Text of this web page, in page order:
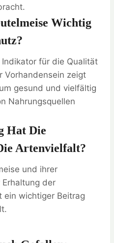
Wichtig
für die Qualität
Vorhandensein zeigt
gesund und vielfältig
Nahrungsquellen
Hat Die
Artenvielfalt?
und ihrer
der
wichtiger Beitrag